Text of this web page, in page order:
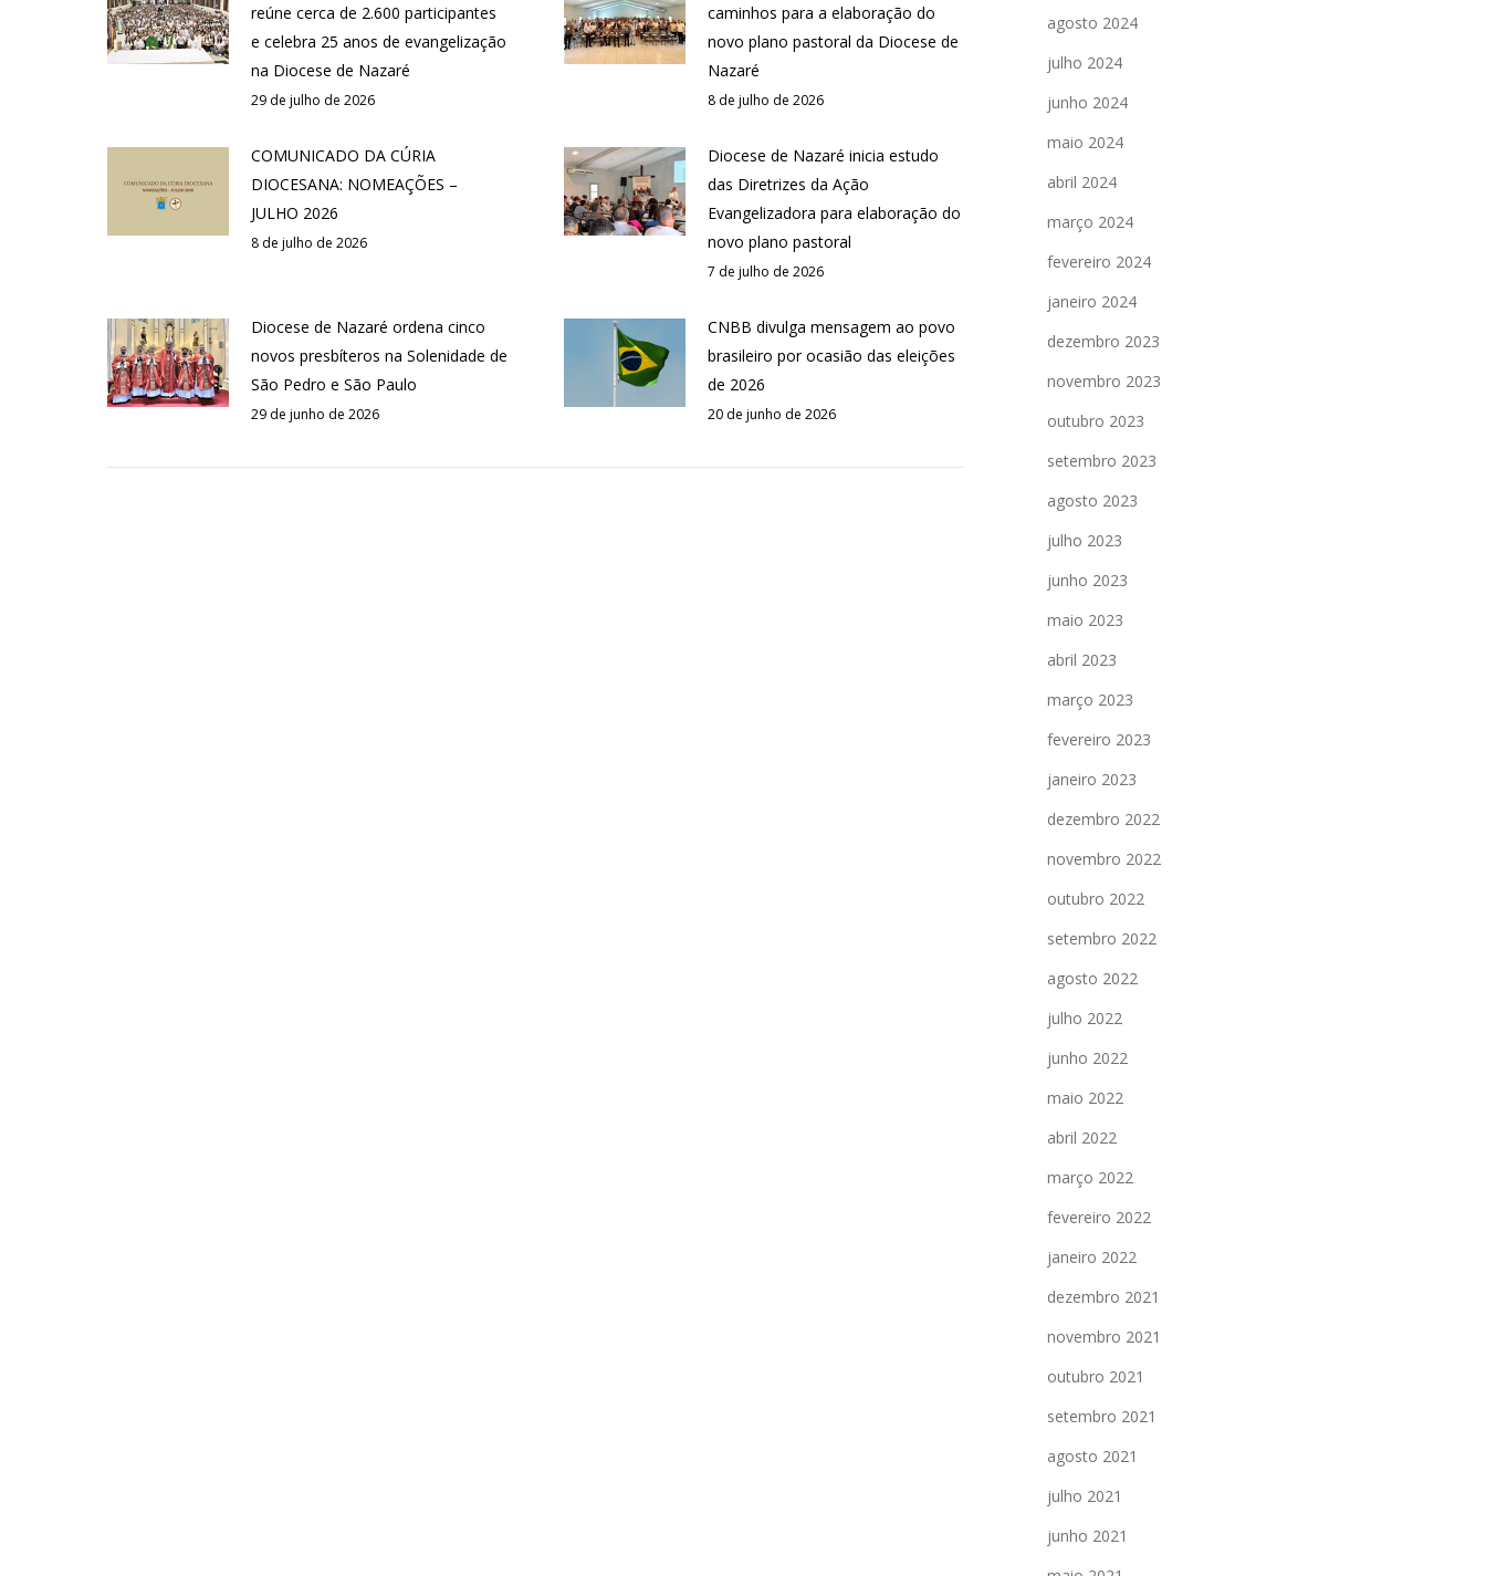
reúne cerca de 2.600 participantes
e celebra 25 anos de evangelização
na Diocese de Nazaré
29 de julho de 2026
caminhos para a elaboração do
novo plano pastoral da Diocese de
Nazaré
8 de julho de 2026
COMUNICADO DA CÚRIA
DIOCESANA: NOMEAÇÕES –
JULHO 2026
8 de julho de 2026
Diocese de Nazaré inicia estudo
das Diretrizes da Ação
Evangelizadora para elaboração do
novo plano pastoral
7 de julho de 2026
Diocese de Nazaré ordena cinco
novos presbíteros na Solenidade de
São Pedro e São Paulo
29 de junho de 2026
CNBB divulga mensagem ao povo
brasileiro por ocasião das eleições
de 2026
20 de junho de 2026
agosto 2024
julho 2024
junho 2024
maio 2024
abril 2024
março 2024
fevereiro 2024
janeiro 2024
dezembro 2023
novembro 2023
outubro 2023
setembro 2023
agosto 2023
julho 2023
junho 2023
maio 2023
abril 2023
março 2023
fevereiro 2023
janeiro 2023
dezembro 2022
novembro 2022
outubro 2022
setembro 2022
agosto 2022
julho 2022
junho 2022
maio 2022
abril 2022
março 2022
fevereiro 2022
janeiro 2022
dezembro 2021
novembro 2021
outubro 2021
setembro 2021
agosto 2021
julho 2021
junho 2021